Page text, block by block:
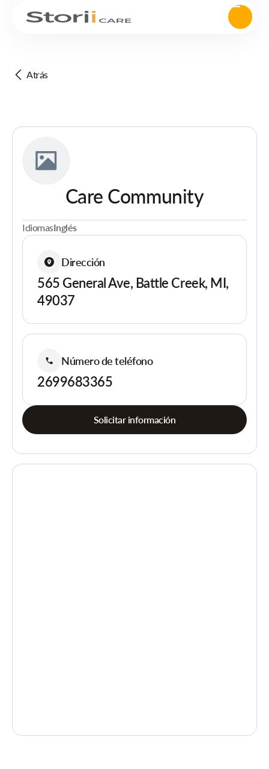
Atrás
Care Community
IdiomasInglés
Dirección
565 General Ave, Battle Creek, MI,
49037
Número de teléfono
2699683365
Solicitar información